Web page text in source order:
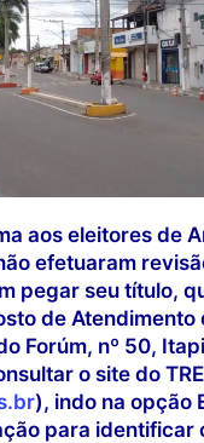
aos eleitores de
efetuaram
pegar seu título,
de Atendimento
Forúm, nº 50,
o site do
), indo na opção
para identificar